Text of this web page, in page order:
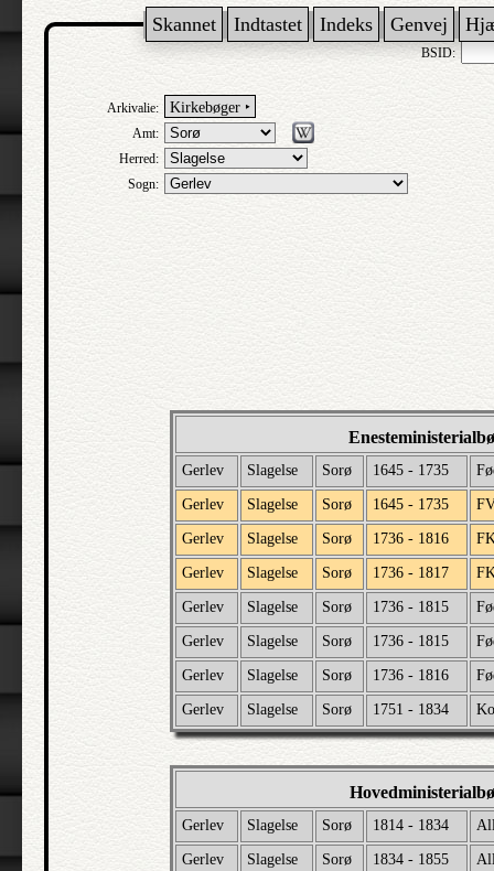
Skannet Indtastet Indeks Genvej
BSID:
Arkivalie: Kirkebøger ‣
Amt:
Herred:
Sogn:
Gerlev Slagelse Sorø 1645 - 1735
Gerlev Slagelse Sorø 1645 - 1735
Gerlev Slagelse Sorø 1736 - 1816
Gerlev Slagelse Sorø 1736 - 1817
Gerlev Slagelse Sorø 1736 - 1815
Gerlev Slagelse Sorø 1736 - 1815
Gerlev Slagelse Sorø 1736 - 1816
Gerlev Slagelse Sorø 1751 - 1834
Gerlev Slagelse Sorø 1814 - 1834
Gerlev Slagelse Sorø 1834 - 1855